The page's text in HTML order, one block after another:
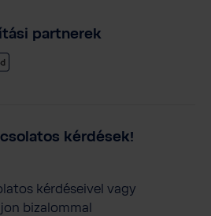
partnerek
kérdések!
kérdéseivel vagy
bizalommal